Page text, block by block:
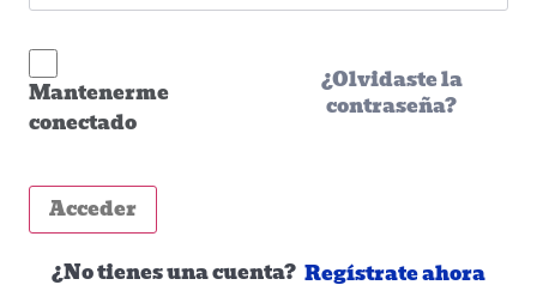
Mantenerme
conectado
¿Olvidaste la
contraseña?
Acceder
¿No tienes una cuenta? Regístrate ahora